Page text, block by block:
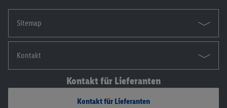
Sitemap
Kontakt
Kontakt für Lieferanten
Kontakt für Lieferanten